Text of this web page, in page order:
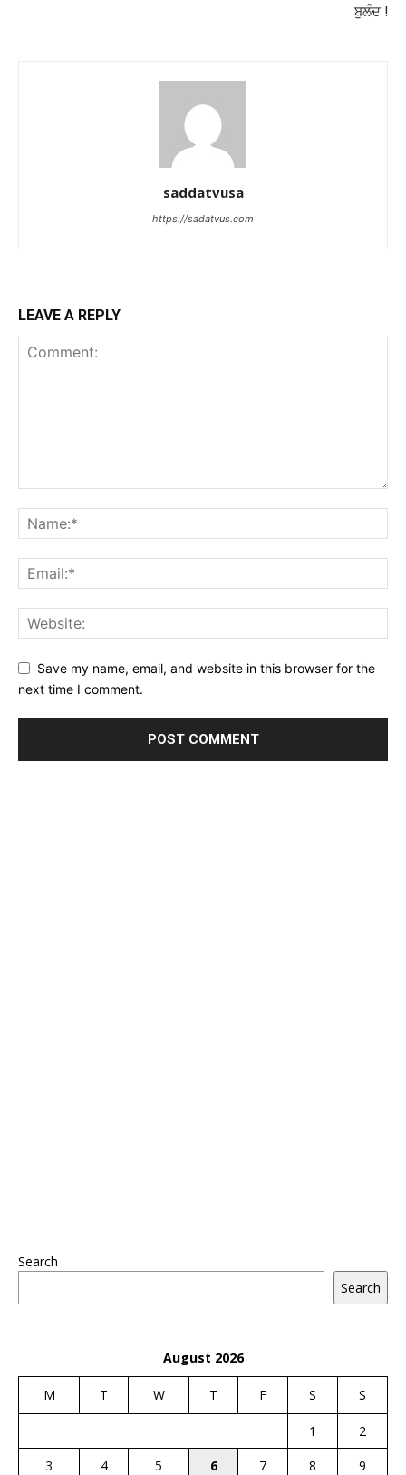
ਬੁਲੰਦ !
saddatvusa
https://sadatvus.com
LEAVE A REPLY
Save my name, email, and website in this browser for the
next time I comment.
Search
Search
August 2026
M T W T F S S
1
2
3
4 5 6 7 8
9